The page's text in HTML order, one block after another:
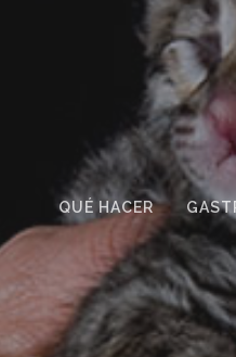
QUÉ HACER